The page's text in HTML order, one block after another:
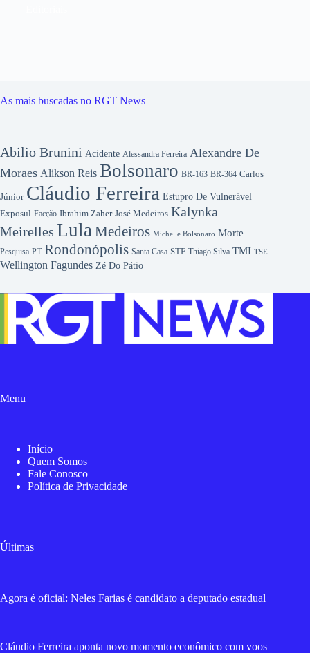
As mais buscadas no RGT News
Abilio Brunini Acidente Alessandra Ferreira Alexandre De
Moraes Alikson Reis Bolsonaro BR-163 BR-364 Carlos
Júnior Cláudio Ferreira Estupro De Vulnerável
Exposul Facção Ibrahim Zaher José Medeiros Kalynka
Meirelles LulaMedeiros Michelle Bolsonaro Morte
Pesquisa PT Rondonópolis Santa Casa STF Thiago Silva TMI TSE
Wellington Fagundes Zé Do Pátio
Menu
Início
Quem Somos
Fale Conosco
Política de Privacidade
Últimas
Agora é oficial: Neles Farias é candidato a deputado estadual
Cláudio Ferreira aponta novo momento econômico com voos